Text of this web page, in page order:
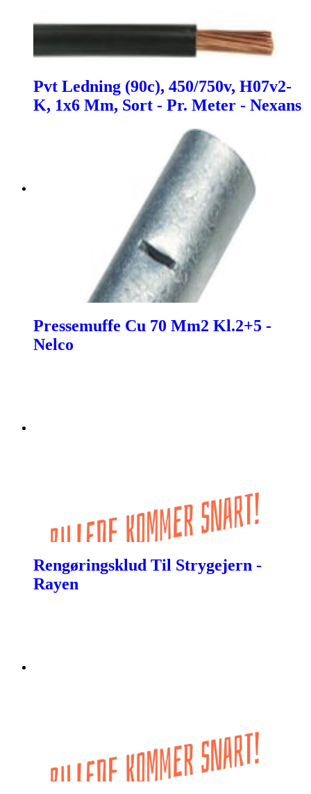
Pvt Ledning (90c), 450/750v, H07v2-
K, 1x6 Mm, Sort - Pr. Meter - Nexans
Pressemuffe Cu 70 Mm2 Kl.2+5 -
Nelco
Rengøringsklud Til Strygejern -
Rayen